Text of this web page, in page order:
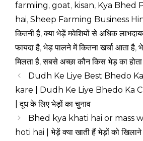
farmiing, goat, kisan, Kya Bhed
hai, Sheep Farming Business
कितनी है,क्या भेड़ें मवेशियों से अधिक
फायदा है, भेड़ पालने में कितना खर्चा आता है,
मिलता है,सबसे अच्छा कौन किस भेड़ का
Dudh Ke Liye Best Bhedo
kare | Dudh Ke Liye Bhedo Ka
| दूध के लिए भेड़ों का चुनाव
Bhed kya khati hai or mass
hoti hai | भेड़ें क्या खाती हैं भेड़ों को